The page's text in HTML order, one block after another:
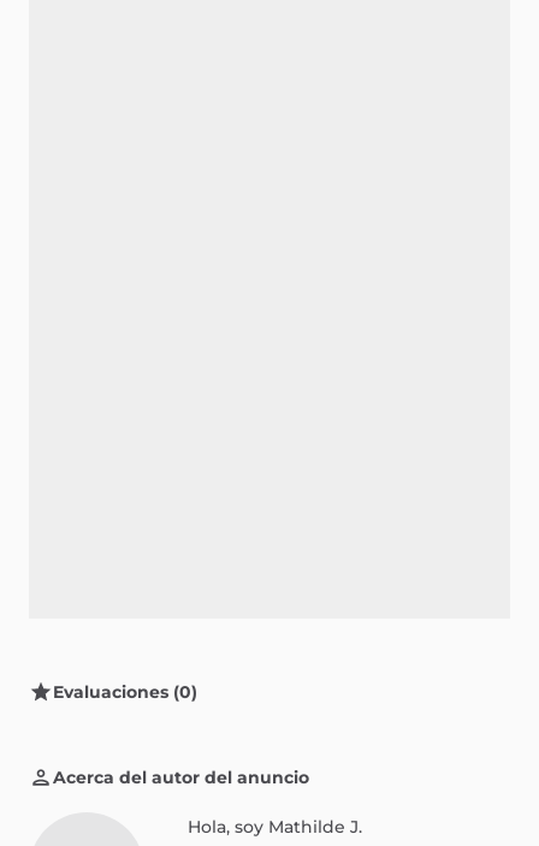
Evaluaciones (0)
Acerca del autor del anuncio
Hola, soy Mathilde J.